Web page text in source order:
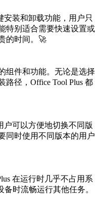
安装和卸载功能，用户只
特别适合需要快速设置或
的时间。🚀
组件和功能。无论是选择
路径，Office Tool Plus 都
户可以方便地切换不同版
同时使用不同版本的用户
在运行时几乎不占用系
时流畅运行其他任务。